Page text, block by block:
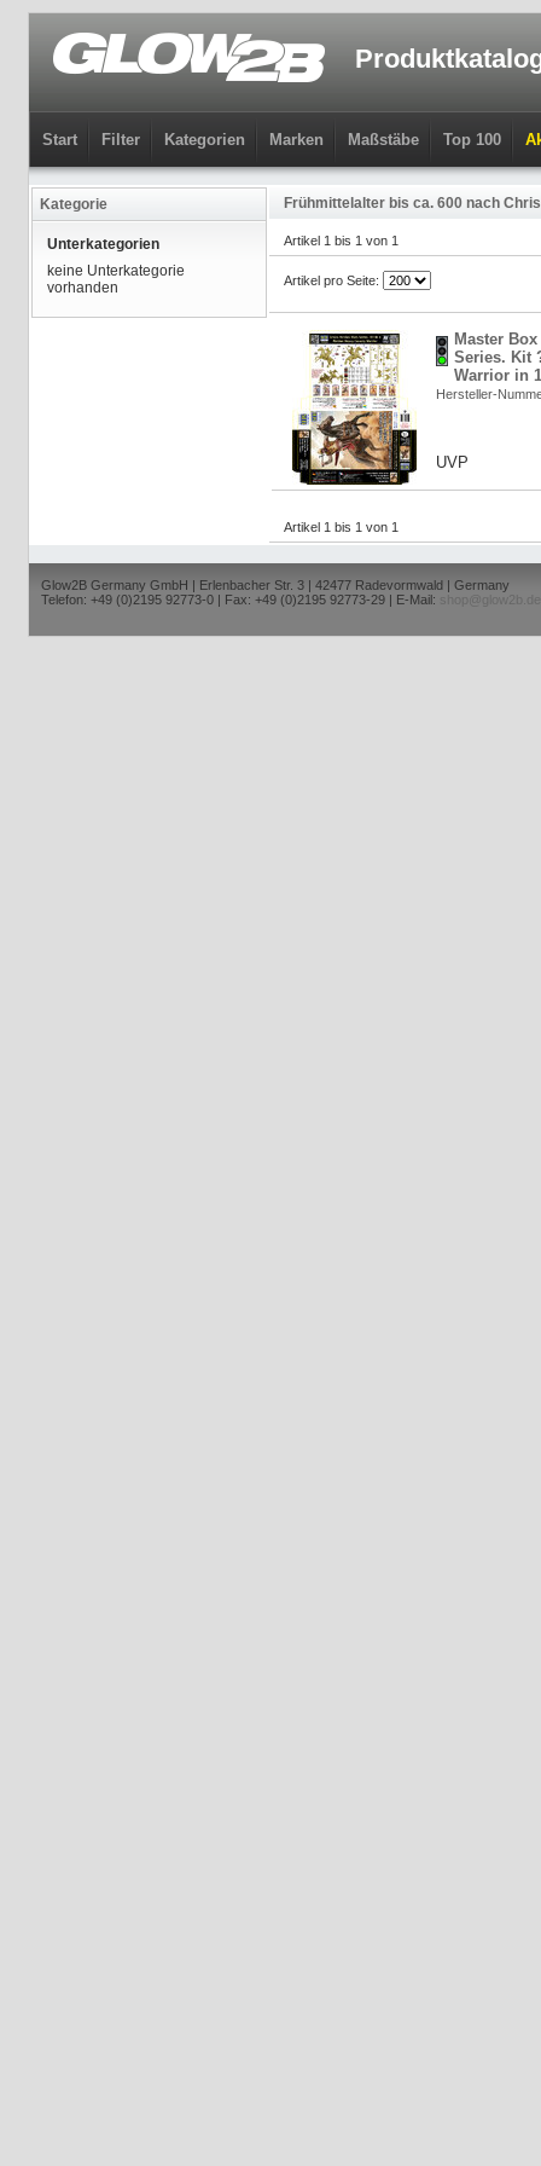
Start Filter Kategorien Marken Maßstäbe Top 100
Kategorie
Unterkategorien
keine Unterkategorie
vorhanden
Frühmittelalter bis ca. 600 nach
Artikel 1 bis 1 von 1
Artikel pro Seite:
Master
Series. Kit
Warrior in
Hersteller-
UVP
Artikel 1 bis 1 von 1
Glow2B Germany GmbH | Erlenbacher Str. 3 | 42477 Radevormwald | Germany
Telefon: +49 (0)2195 92773-0 | Fax: +49 (0)2195 92773-29 | E-Mail:
shop@glow2b.de